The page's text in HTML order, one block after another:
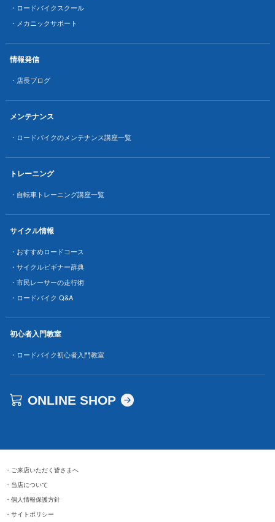
・ロードバイクスクール
・メカニックサポート
情報発信
・店長ブログ
メンテナンス
・ロードバイクのメンテナンス講座一覧
トレーニング
・自転車トレーニング講座一覧
サイクル情報
・おすすめロードコース
・サイクルビギナー辞典
・市民レーサーの走行術
・ロードバイク Q&A
初心者入門教室
・ロードバイク初心者入門教室
ONLINE SHOP
・ ご来店いただく皆さまへ
・ 当店について
・ 個人情報保護方針
・ サイトポリシー